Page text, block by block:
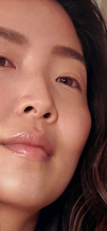
Meine
Tech Elixir
Set
中文